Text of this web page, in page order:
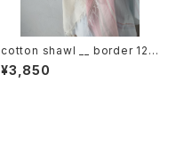
cotton shawl __ border 120
桜花w
¥3,850